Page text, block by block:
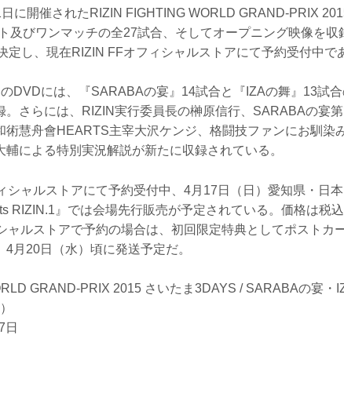
に開催されたRIZIN FIGHTING WORLD GRAND-PRIX
及びワンマッチの全27試合、そしてオープニング映像を収
定し、現在RIZIN FFオフィシャルストアにて予約受付中で
DVDには、『SARABAの宴』14試合と『IZAの舞』13試
。さらには、RIZIN実行委員長の榊原信行、SARABAの宴
術慧舟會HEARTS主宰大沢ケンジ、格闘技ファンにお馴染
輔による特別実況解説が新たに収録されている。
シャルストアにて予約受付中、4月17日（日）愛知県・日
RIZIN.1』では会場先行販売が予定されている。価格は税
ャルストアで予約の場合は、初回限定特典としてポストカ
月20日（水）頃に発送予定だ。
GRAND-PRIX 2015 さいたま3DAYS / SARABAの宴・
日